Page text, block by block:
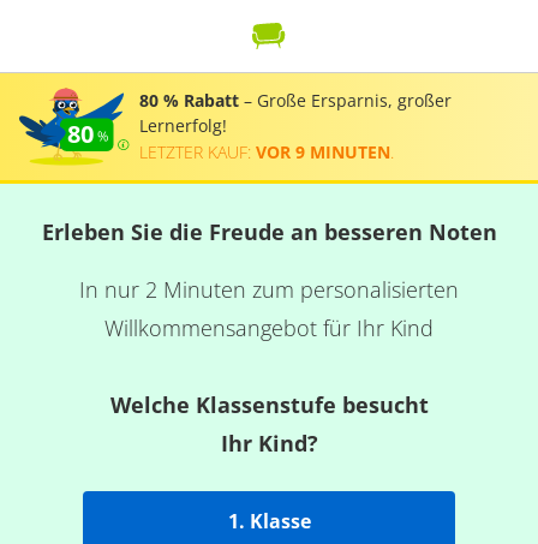
80
80 % Rabatt – Große Ersparnis, großer
Lernerfolg!
LETZTER KAUF: VOR 9 MINUTEN
Erleben Sie die Freude an besseren Noten
In nur 2 Minuten zum personalisierten
Willkommensangebot für Ihr Kind
Welche Klassenstufe besucht
Ihr Kind?
1. Klasse